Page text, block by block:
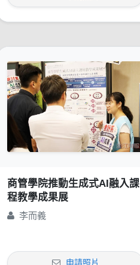
商管學院推動生成式AI融入課
程教學成果展
李而義
申請照片